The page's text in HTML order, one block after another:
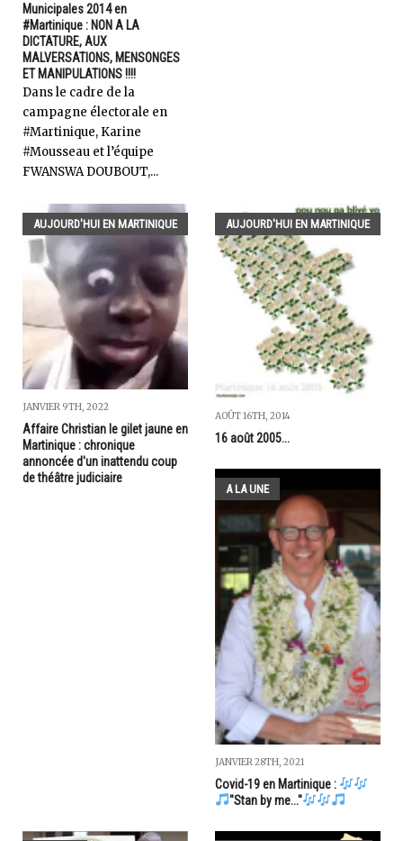
Municipales 2014 en
#Martinique : NON A LA
DICTATURE, AUX
MALVERSATIONS, MENSONGES
ET MANIPULATIONS !!!!
Dans le cadre de la
campagne électorale en
#Martinique, Karine
#Mousseau et l’équipe
FWANSWA DOUBOUT,...
AUJOURD'HUI EN MARTINIQUE
JANVIER 9TH, 2022
Affaire Christian le gilet jaune en
Martinique : chronique
annoncée d'un inattendu coup
de théâtre judiciaire
AUJOURD'HUI EN MARTINIQUE
AOÛT 16TH, 2014
16 août 2005...
A LA UNE
JANVIER 28TH, 2021
Covid-19 en Martinique :
"Stan by me..."